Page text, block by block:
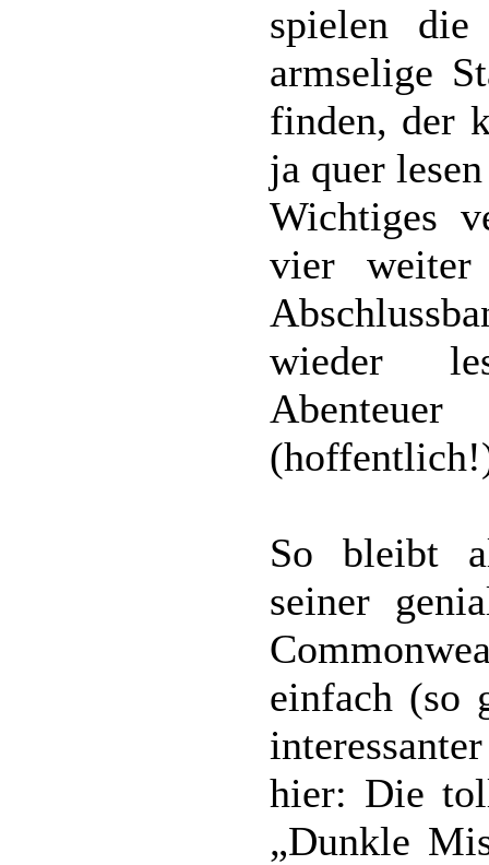
spielen
armselige
finden, der
ja quer
Wichtiges
vier
wieder
So bleibt
seiner
einfach (so
hier: Die
„Dunkle